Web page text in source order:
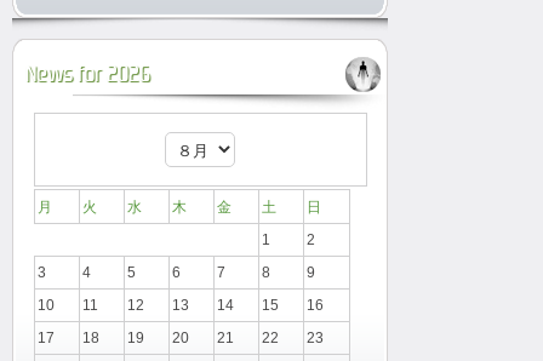
News for 2026
月 火 水 木 金 土
日
1
2
3
4 5 6 7 8
9
10
11 12 13 14 15
16
17
18 19 20 21 22
23